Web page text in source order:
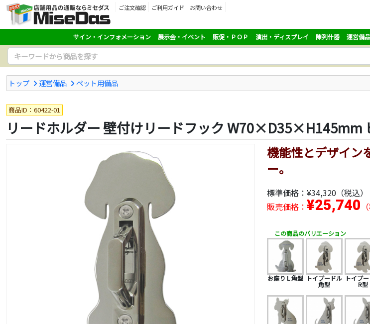
ご注文確認 ご利用ガイド
お問い合わせ
サイン・インフォメーション 展示会・イベント 販促・ＰＯＰ 演出・ディスプレイ 陳列什器 運営備品
トップ 運営備品 ペット用備品
商品ID：60422-01
リードホルダー 壁付けリードフック W70×D35×H145mm
機能性とデザイン
ー。
標準価格： ¥34,320 （税込）
販売価格： ¥25,740
この商品のバリエーション
お座り L 角型 トイプードル
角型
トイプ
R型